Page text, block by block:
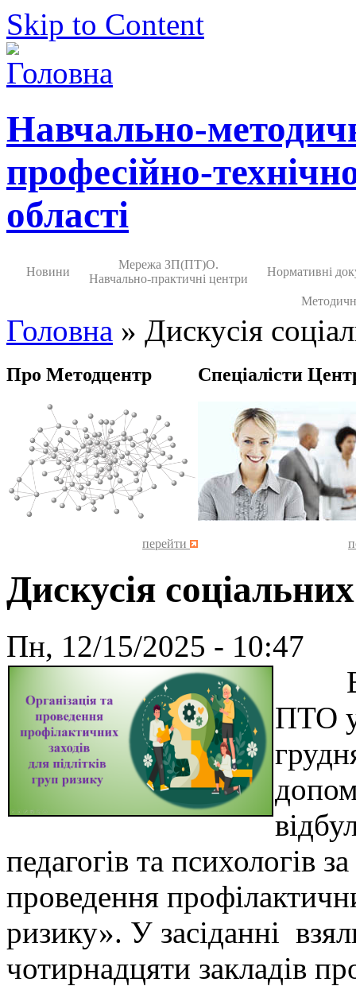
Skip to Content
Навчально-
професійно-
області
Новини
Мережа ЗП(ПТ)О.
Навчально-практичні центри
Нормативні
Головна » Дискусія
Про Методцентр
перейти
Спеціалісти
Дискусія
Пн, 12/15/2025 - 10:47
ПТО у
педагогів та психологів
проведення
ризику». У засіданні
чотирнадцяти закладів